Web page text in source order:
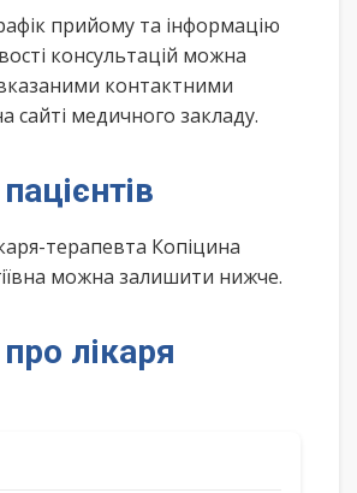
прийому та інформацію
консультацій можна
контактними
сайті медичного закладу.
терапевта Копіцина
можна залишити нижче.
лікаря